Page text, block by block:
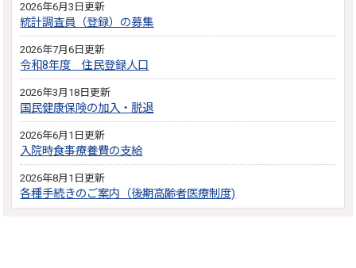
2026年6月3日更新
統計調査員（登録）の募集
2026年7月6日更新
令和8年度 住民登録人口
2026年3月18日更新
国民健康保険の加入・脱退
2026年6月1日更新
入院時食事療養費の支給
2026年8月1日更新
各種手続きのご案内（後期高齢者医療制度)